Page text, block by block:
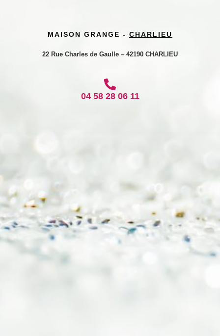
MAISON GRANGE - CHARLIEU
22 Rue Charles de Gaulle – 42190 CHARLIEU
04 58 28 06 11